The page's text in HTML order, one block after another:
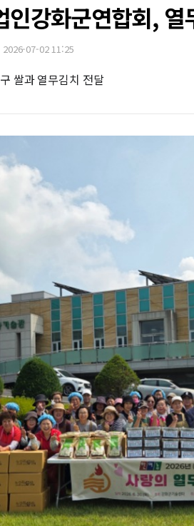
인강화군연합회,
2026-07-02 11:25
쌀과 열무김치 전달